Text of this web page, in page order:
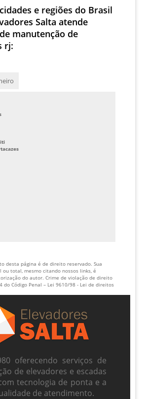
ELEVADOR
DE COMANDO PARA ELEVADOR
PARA ELEVADOR
ELEVADOR
EM ELEVADORES
BOTOEIRAS DE ELEVADOR
PARA ELEVADORES PREÇO
PREÇO
e regiões do Brasil
Salta atende
manutenção de
rj:
desta página é de direito reservado. Sua
ou total, mesmo citando nossos links, é
do autor. Crime de violação de direito
do Código Penal – Lei 9610/98 - Lei de direitos
oferecendo serviços de
de elevadores e escadas
tecnologia de ponta e a
de atendimento.